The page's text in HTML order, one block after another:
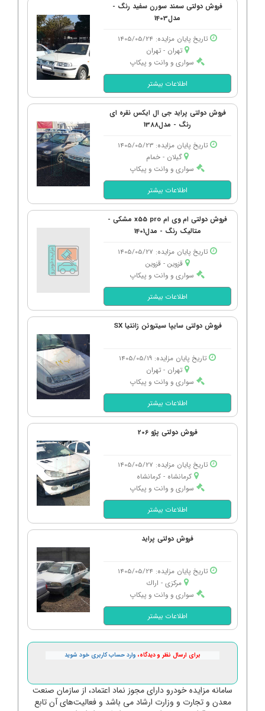
فروش دولتی سمند سورن سفید رنگ -
مدل1403
تاریخ پایان مزایده: 1405/05/24
تهران - تهران
سواری و وانت و پیکاپ
اطلاعات بیشتر
فروش دولتی پراید جی ال ایکس نقره ای
رنگ - مدل1388
تاریخ پایان مزایده: 1405/05/23
گیلان - خمام
سواری و وانت و پیکاپ
اطلاعات بیشتر
فروش دولتی ام وی ام x55 pro مشکی -
متالیک رنگ - مدل1401
تاریخ پایان مزایده: 1405/05/27
قزوین - قزوین
سواری و وانت و پیکاپ
اطلاعات بیشتر
فروش دولتی سایپا سیتروئن زانتیا SX
تاریخ پایان مزایده: 1405/05/19
تهران - تهران
سواری و وانت و پیکاپ
اطلاعات بیشتر
فروش دولتی پژو 206
تاریخ پایان مزایده: 1405/05/27
کرمانشاه - كرمانشاه
سواری و وانت و پیکاپ
اطلاعات بیشتر
فروش دولتی پراید
تاریخ پایان مزایده: 1405/05/24
مرکزی - اراك
سواری و وانت و پیکاپ
اطلاعات بیشتر
برای ارسال نظر و دیدگاه، وارد حساب کاربری خود شوید
سامانه مزایده خودرو دارای مجوز نماد اعتماد، از سازمان صنعت
معدن و تجارت و وزارت ارشاد می باشد و فعالیت‌های آن تابع